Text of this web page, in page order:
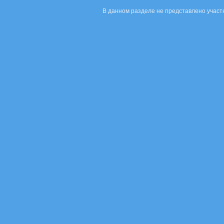
В данном разделе не представлено